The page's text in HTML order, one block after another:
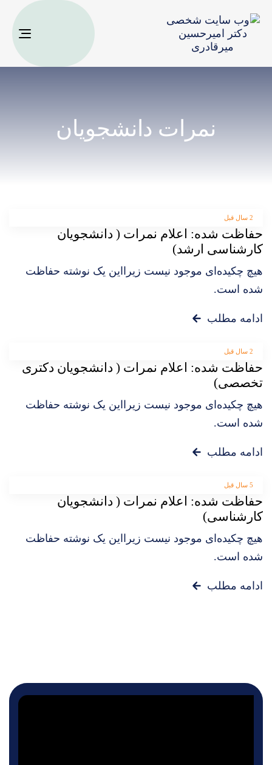
نمرات دانشجویان
2 سال قبل
حفاظت شده: اعلام نمرات ( دانشجویان
کارشناسی ارشد)
هیچ چکیده‌ای موجود نیست زیرا‌این یک نوشته حفاظت
شده است.
ادامه مطلب
2 سال قبل
حفاظت شده: اعلام نمرات ( دانشجویان دکتری
تخصصی)
هیچ چکیده‌ای موجود نیست زیرا‌این یک نوشته حفاظت
شده است.
ادامه مطلب
5 سال قبل
حفاظت شده: اعلام نمرات ( دانشجویان
کارشناسی)
هیچ چکیده‌ای موجود نیست زیرا‌این یک نوشته حفاظت
شده است.
ادامه مطلب